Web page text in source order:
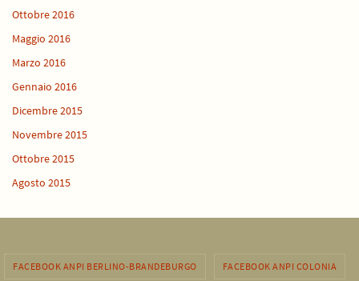
Ottobre 2016
Maggio 2016
Marzo 2016
Gennaio 2016
Dicembre 2015
Novembre 2015
Ottobre 2015
Agosto 2015
FACEBOOK ANPI BERLINO-BRANDEBURGO FACEBOOK ANPI COLONIA